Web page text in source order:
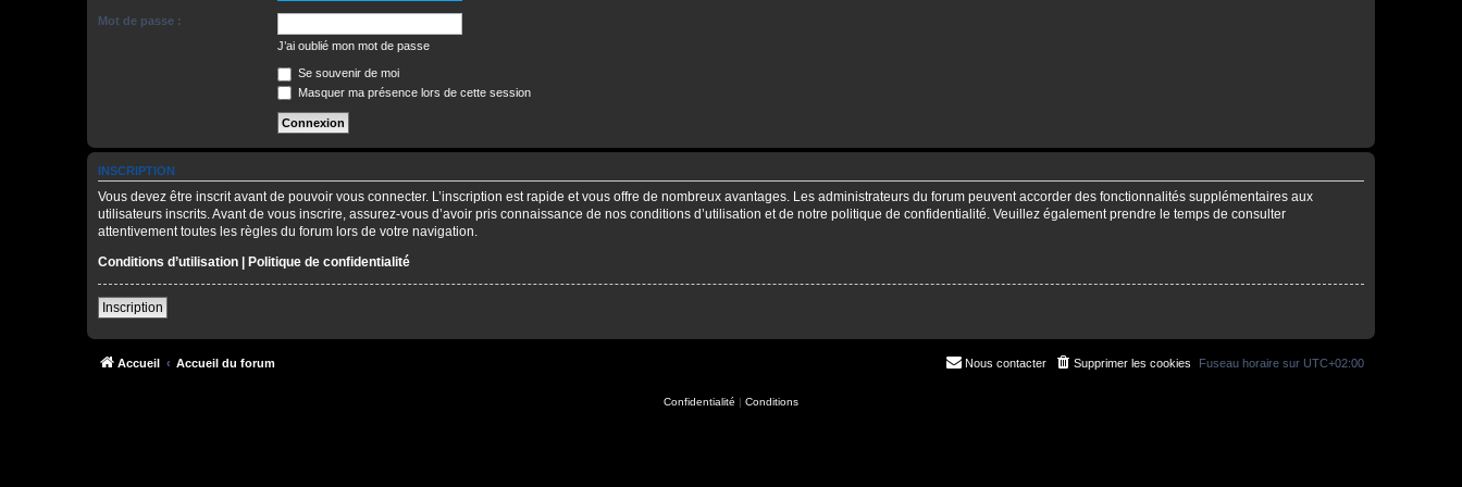
Mot de passe :
J’ai oublié mon mot de passe
Se souvenir de moi
Masquer ma présence lors de cette session
INSCRIPTION
Vous devez être inscrit avant de pouvoir vous connecter. L’inscription est rapide et vous offre de nombreux avantages. Les administrateurs du forum peuvent accorder des fonctionnalités supplémentaires aux
utilisateurs inscrits. Avant de vous inscrire, assurez-vous d’avoir pris connaissance de nos conditions d’utilisation et de notre politique de confidentialité. Veuillez également prendre le temps de consulter
attentivement toutes les règles du forum lors de votre navigation.
Conditions d’utilisation | Politique de confidentialité
Inscription
Accueil Accueil du forum Fuseau horaire sur UTC+02:00
Supprimer les cookies
Nous contacter
Confidentialité | Conditions